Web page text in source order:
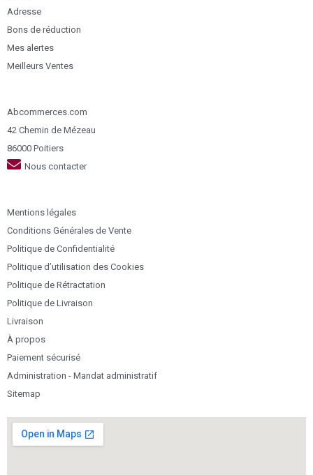
Adresse
Bons de réduction
Mes alertes
Meilleurs Ventes
Abcommerces.com
42 Chemin de Mézeau
86000 Poitiers
Nous contacter
Mentions légales
Conditions Générales de Vente
Politique de Confidentialité
Politique d’utilisation des Cookies
Politique de Rétractation
Politique de Livraison
Livraison
À propos
Paiement sécurisé
Administration - Mandat administratif
Sitemap